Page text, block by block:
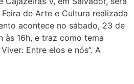
de Arte e Cultura realizada
acontece no sábado, 23 de
às 16h, e traz como tema
Entre elos e nós”. A